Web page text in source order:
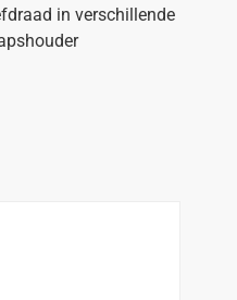
in verschillende